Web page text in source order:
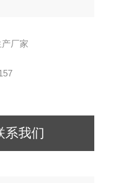
产厂家
系我们